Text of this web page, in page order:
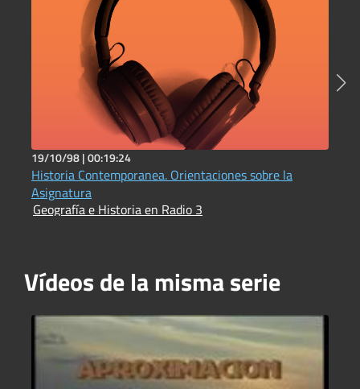
19/10/98 |00:19:24
Historia Contemporanea. Orientaciones sobre la
Asignatura
Geografía e Historia en Radio 3
Vídeos de la misma serie